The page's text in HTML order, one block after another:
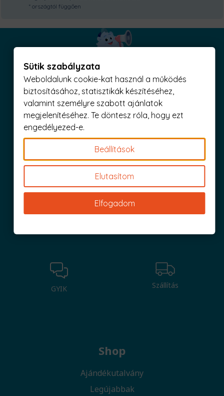
* országtól függően
Iratkozz fel és küldjük is az 1000 Ft értékű kuponod!
Mérettáblázat Kapcsolat
GYIK Szállítás
Shop
Ajándékutalvány
Legújabbak
Sütik szabályzata
Weboldalunk cookie-kat használ a működés
biztosításához, statisztikák készítéséhez,
valamint személyre szabott ajánlatok
megjelenítéséhez. Te döntesz róla, hogy ezt
engedélyezed-e.
Beállítások
Elutasítom
Elfogadom